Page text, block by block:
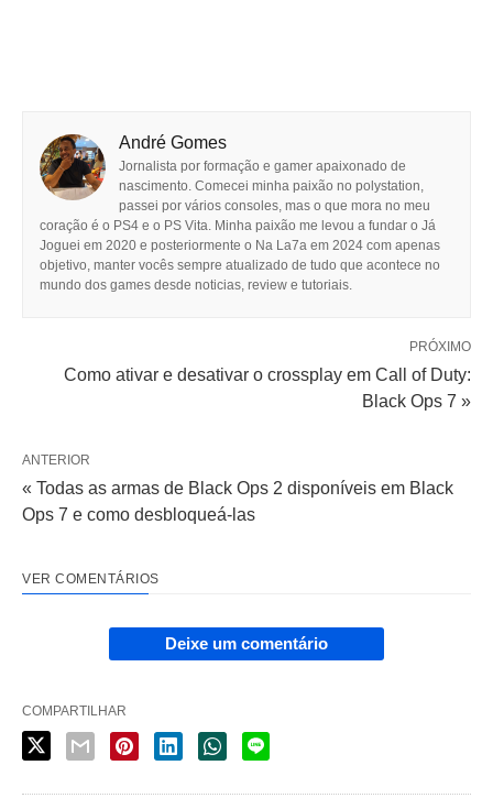
André Gomes
Jornalista por formação e gamer apaixonado de
nascimento. Comecei minha paixão no polystation,
passei por vários consoles, mas o que mora no meu
coração é o PS4 e o PS Vita. Minha paixão me levou a fundar o Já
Joguei em 2020 e posteriormente o Na La7a em 2024 com apenas
objetivo, manter vocês sempre atualizado de tudo que acontece no
mundo dos games desde noticias, review e tutoriais.
PRÓXIMO
Como ativar e desativar o crossplay em Call of Duty:
Black Ops 7 »
ANTERIOR
« Todas as armas de Black Ops 2 disponíveis em Black
Ops 7 e como desbloqueá-las
VER COMENTÁRIOS
Deixe um comentário
COMPARTILHAR